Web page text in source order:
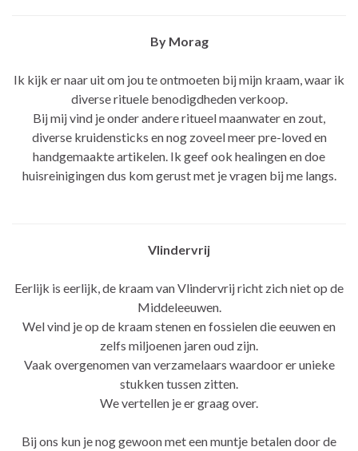
By Morag
Ik kijk er naar uit om jou te ontmoeten bij mijn kraam, waar ik
diverse rituele benodigdheden verkoop.
Bij mij vind je onder andere ritueel maanwater en zout,
diverse kruidensticks en nog zoveel meer pre-loved en
handgemaakte artikelen. Ik geef ook healingen en doe
huisreinigingen dus kom gerust met je vragen bij me langs.
Vlindervrij
Eerlijk is eerlijk, de kraam van Vlindervrij richt zich niet op de
Middeleeuwen.
Wel vind je op de kraam stenen en fossielen die eeuwen en
zelfs miljoenen jaren oud zijn.
Vaak overgenomen van verzamelaars waardoor er unieke
stukken tussen zitten.
We vertellen je er graag over.
Bij ons kun je nog gewoon met een muntje betalen door de